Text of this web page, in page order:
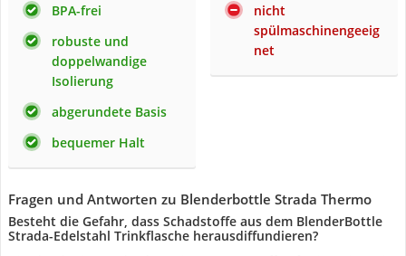
BPA-frei
robuste und
doppelwandige
Isolierung
abgerundete Basis
bequemer Halt
nicht
spülmaschinengeeig
net
Fragen und Antworten zu Blenderbottle Strada Thermo
Besteht die Gefahr, dass Schadstoffe aus dem BlenderBottle
Strada-Edelstahl Trinkflasche herausdiffundieren?